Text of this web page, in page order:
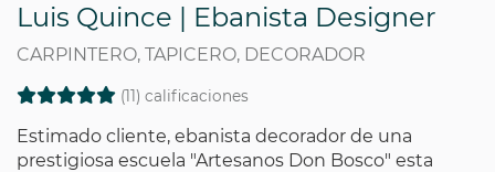
Luis Quince | Ebanista Designer
CARPINTERO, TAPICERO, DECORADOR
(11) calificaciones
Estimado cliente, ebanista decorador de una
prestigiosa escuela "Artesanos Don Bosco" esta